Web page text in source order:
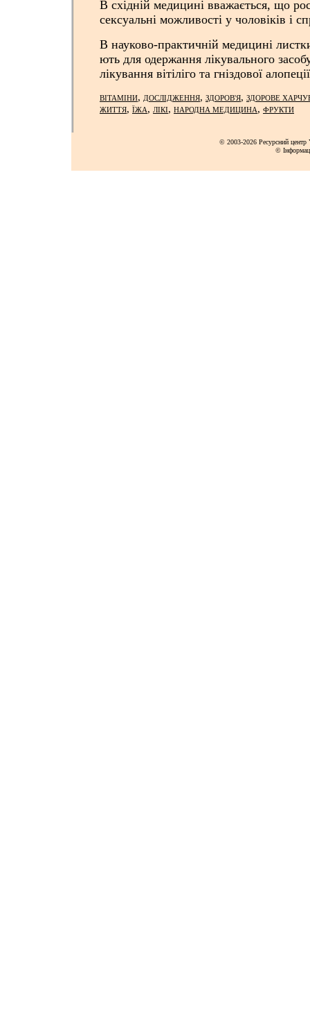
В східній медицині вважається, що
сексуальні можливості у чоловіків і
В науково-практичній медицині
ють для одержання лікувального
лікування вітіліго та гніздової
ВІТАМІНИ, ДОСЛІДЖЕННЯ, ЗДОРОВ'Я, ЗДОРОВЕ
ЖИТТЯ, ЇЖА, ЛІКІ, НАРОДНА МЕДИЦИНА, ФРУКТИ
© 2003-2026 Ресурсний
©